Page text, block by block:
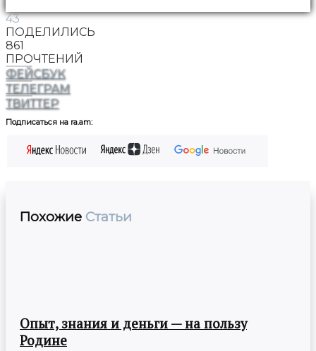
43
ПОДЕЛИЛИСЬ
861
ПРОЧТЕНИЙ
ФЕЙСБУК
ТЕЛЕГРАМ
ТВИТТЕР
Подписаться на ra.am:
Похожие Статьи
Опыт, знания и деньги — на пользу
Родине